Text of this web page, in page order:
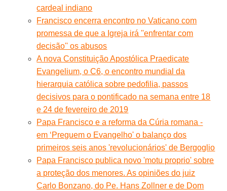
cardeal indiano
Francisco encerra encontro no Vaticano com
promessa de que a Igreja irá ''enfrentar com
decisão'' os abusos
A nova Constituição Apostólica Praedicate
Evangelium, o C6, o encontro mundial da
hierarquia católica sobre pedofilia, passos
decisivos para o pontificado na semana entre 18
e 24 de fevereiro de 2019
Papa Francisco e a reforma da Cúria romana -
em ‘Preguem o Evangelho' o balanço dos
primeiros seis anos 'revolucionários' de Bergoglio
Papa Francisco publica novo 'motu proprio' sobre
a proteção dos menores. As opiniões do juiz
Carlo Bonzano, do Pe. Hans Zollner e de Dom